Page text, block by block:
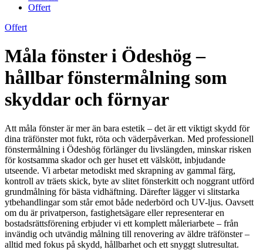
Offert
Offert
Måla fönster i Ödeshög –
hållbar fönstermålning som
skyddar och förnyar
Att måla fönster är mer än bara estetik – det är ett viktigt skydd för
dina träfönster mot fukt, röta och väderpåverkan. Med professionell
fönstermålning i Ödeshög förlänger du livslängden, minskar risken
för kostsamma skador och ger huset ett välskött, inbjudande
utseende. Vi arbetar metodiskt med skrapning av gammal färg,
kontroll av träets skick, byte av slitet fönsterkitt och noggrant utförd
grundmålning för bästa vidhäftning. Därefter lägger vi slitstarka
ytbehandlingar som står emot både nederbörd och UV-ljus. Oavsett
om du är privatperson, fastighetsägare eller representerar en
bostadsrättsförening erbjuder vi ett komplett måleriarbete – från
invändig och utvändig målning till renovering av äldre träfönster –
alltid med fokus på skydd, hållbarhet och ett snyggt slutresultat.